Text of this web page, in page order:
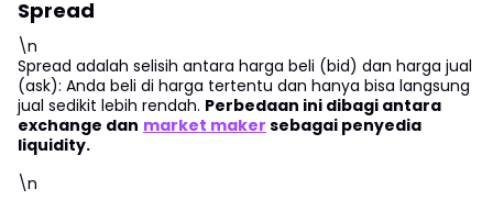
Spread
\n
Spread adalah selisih antara harga beli (bid) dan harga jual
(ask): Anda beli di harga tertentu dan hanya bisa langsung
jual sedikit lebih rendah. Perbedaan ini dibagi antara
exchange dan market maker sebagai penyedia
liquidity.
\n